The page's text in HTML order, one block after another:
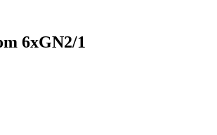
6xGN2/1